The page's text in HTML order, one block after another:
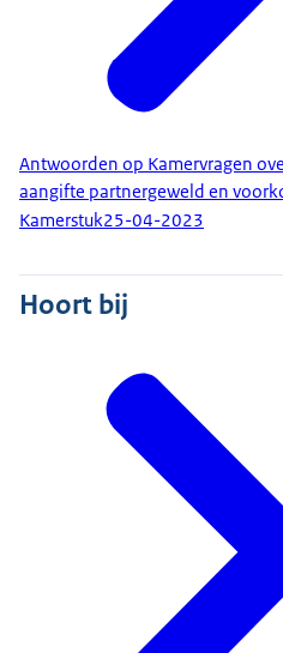
Antwoorden op Kamervragen
aangifte partnergeweld en
Kamerstuk25-04-2023
Hoort bij